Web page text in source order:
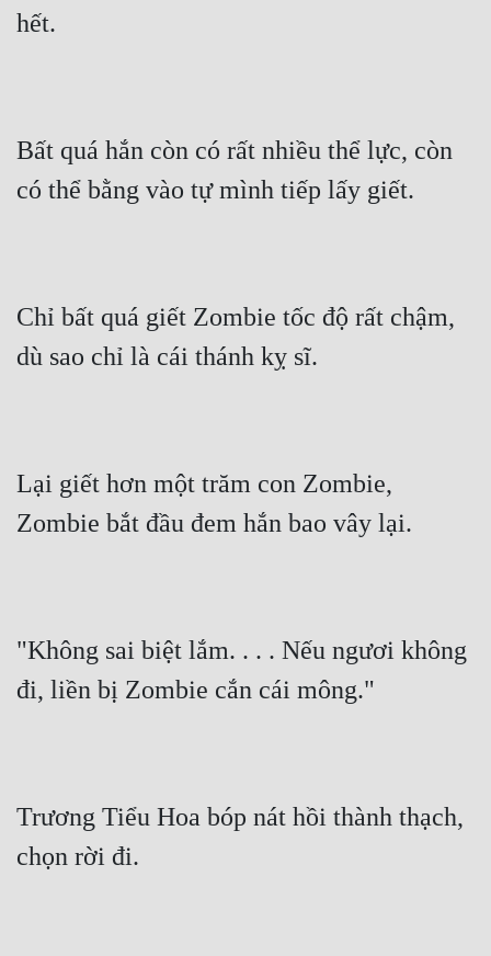
hết.
Bất quá hắn còn có rất nhiều thể lực, còn
có thể bằng vào tự mình tiếp lấy giết.
Chỉ bất quá giết Zombie tốc độ rất chậm,
dù sao chỉ là cái thánh kỵ sĩ.
Lại giết hơn một trăm con Zombie,
Zombie bắt đầu đem hắn bao vây lại.
"Không sai biệt lắm. . . . Nếu ngươi không
đi, liền bị Zombie cắn cái mông."
Trương Tiểu Hoa bóp nát hồi thành thạch,
chọn rời đi.